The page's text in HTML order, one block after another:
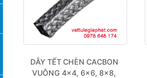
DÂY TẾT CHÈN CACBON
VUÔNG 4×4, 6×6, 8×8,